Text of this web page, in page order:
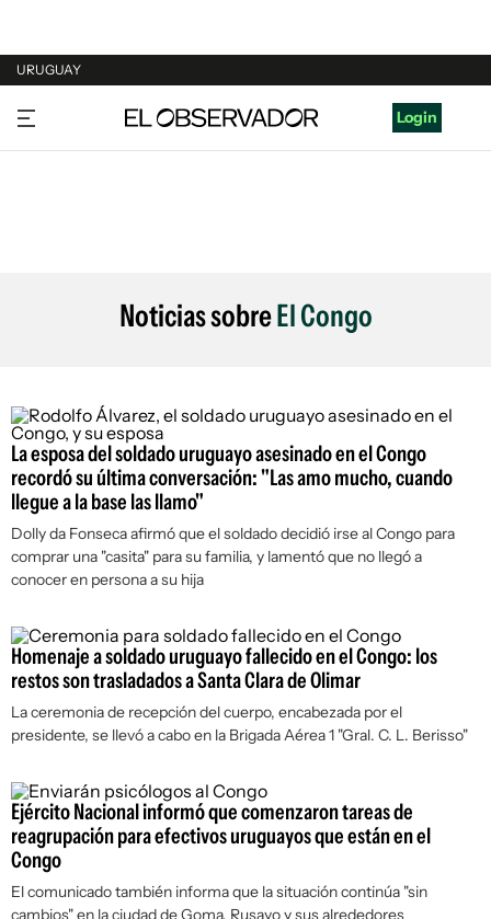
URUGUAY
URUGUAY
ARGENTINA
Login
Noticias sobreEl Congo
La esposa del soldado uruguayo asesinado en el Congo
recordó su última conversación: "Las amo mucho, cuando
llegue a la base las llamo"
Dolly da Fonseca afirmó que el soldado decidió irse al Congo para
comprar una "casita" para su familia, y lamentó que no llegó a
conocer en persona a su hija
Homenaje a soldado uruguayo fallecido en el Congo: los
restos son trasladados a Santa Clara de Olimar
La ceremonia de recepción del cuerpo, encabezada por el
presidente, se llevó a cabo en la Brigada Aérea 1 "Gral. C. L. Berisso"
Ejército Nacional informó que comenzaron tareas de
reagrupación para efectivos uruguayos que están en el
Congo
El comunicado también informa que la situación continúa "sin
cambios" en la ciudad de Goma, Rusayo y sus alrededores